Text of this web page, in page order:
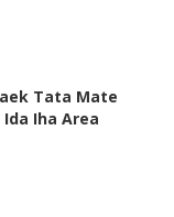
Tata Mate
Iha Area